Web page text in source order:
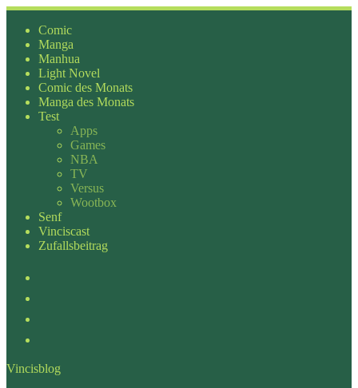
Zum
Inhalt
springen
Comic
Manga
Manhua
Light Novel
Comic des Monats
Manga des Monats
Test
Apps
Games
NBA
TV
Versus
Wootbox
Senf
Vinciscast
Zufallsbeitrag
Vincisblog